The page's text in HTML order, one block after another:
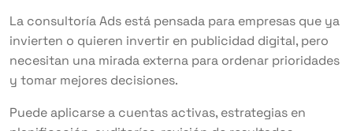
La consultoría Ads está pensada para empresas que ya
invierten o quieren invertir en publicidad digital, pero
necesitan una mirada externa para ordenar prioridades
y tomar mejores decisiones.
Puede aplicarse a cuentas activas, estrategias en